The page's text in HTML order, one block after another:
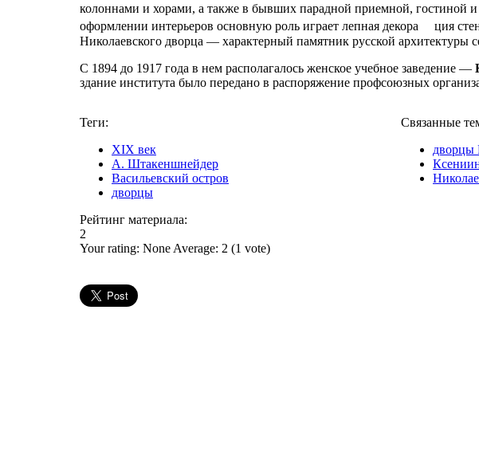
колоннами и хорами, а также в бывших парадной приемной,
оформлении интерьеров основную роль играет лепная декора ция
Николаевского дворца — характерный памятник русской архитектуры
С 1894 до 1917 года в нем располагалось женское учебное заведение —
здание института было передано в распоряжение профсоюзных
Теги:
XIX век
А. Штакеншнейдер
Васильевский остров
дворцы
Связанные
дворцы
Рейтинг материала:
2
Your rating: None Average: 2 (1 vote)